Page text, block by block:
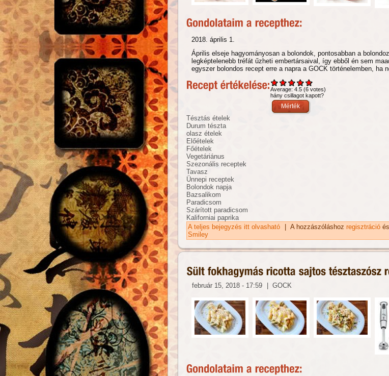
2018. április 1.
Április elseje hagyományosan a bolondok, pontosabban a
legképtelenebb tréfát űzheti embertársaival, így ebből én sem
egyszer bolondos recept erre a napra a GOCK történelemben, ha
Average: 4.5 (6 votes)
hány csillagot kapott?
Tésztás ételek
Durum tészta
olasz ételek
Előételek
Főételek
Vegetáriánus
Szezonális receptek
Tavasz
Ünnepi receptek
Bolondok napja
Bazsalikom
Paradicsom
Szárított paradicsom
Kaliforniai paprika
A teljes bejegyzés itt olvasható
Bolondos piros pestoval töltött
A hozzászóláshoz regisztráció és
Smiley
február 15, 2018 - 17:59 | GOCK